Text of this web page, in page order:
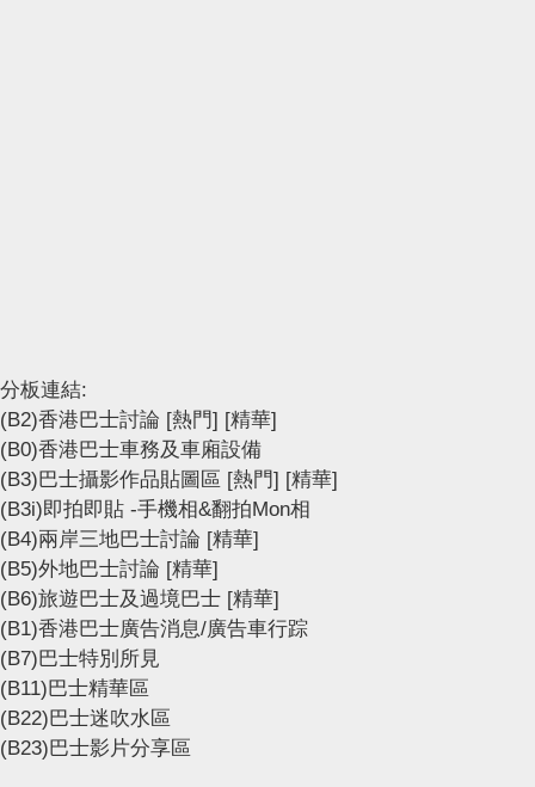
分板連結:
(B2)香港巴士討論 [熱門] [精華]
(B0)香港巴士車務及車廂設備
(B3)巴士攝影作品貼圖區 [熱門] [精華]
(B3i)即拍即貼 -手機相&翻拍Mon相
(B4)兩岸三地巴士討論 [精華]
(B5)外地巴士討論 [精華]
(B6)旅遊巴士及過境巴士 [精華]
(B1)香港巴士廣告消息/廣告車行踪
(B7)巴士特別所見
(B11)巴士精華區
(B22)巴士迷吹水區
(B23)巴士影片分享區